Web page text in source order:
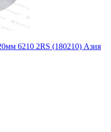
6210 2RS (180210) Азия